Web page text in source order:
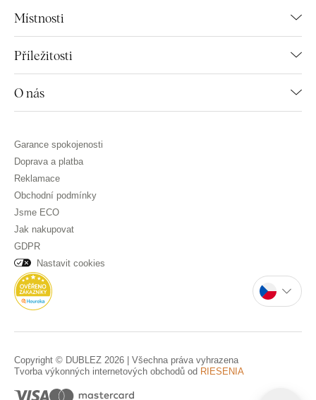
Místnosti
Příležitosti
O nás
Garance spokojenosti
Doprava a platba
Reklamace
Obchodní podmínky
Jsme ECO
Jak nakupovat
GDPR
Nastavit cookies
Copyright © DUBLEZ 2026 | Všechna práva vyhrazena
Tvorba výkonných internetových obchodů od RIESENIA